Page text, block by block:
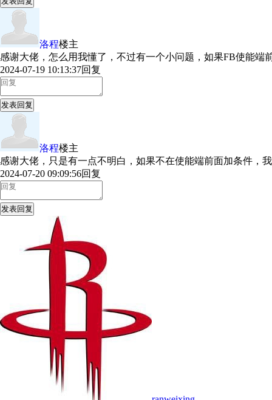
洛程楼主
感谢大佬，怎么用我懂了，不过有一个小问题，如果FB使能
2024-07-19 10:13:37回复
发表回复
洛程楼主
感谢大佬，只是有一点不明白，如果不在使能端前面加条件，
2024-07-20 09:09:56回复
发表回复